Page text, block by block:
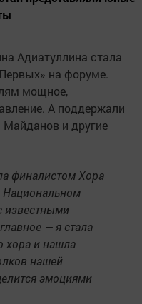
Адиатуллина стала
на форуме.
мощное,
А поддержали
Майданов и другие
финалистом Хора
известными
— я стала
хора и нашла
нашей
эмоциями